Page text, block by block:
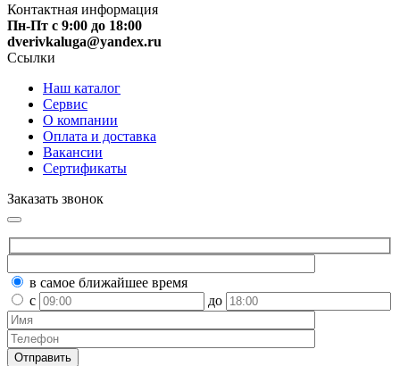
Контактная информация
Пн-Пт с 9:00 до 18:00
dverivkaluga@yandex.ru
Ссылки
Наш каталог
Сервис
О компании
Оплата и доставка
Вакансии
Сертификаты
Заказать звонок
в самое ближайшее время
с
до